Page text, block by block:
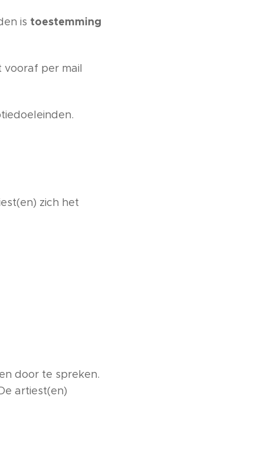
is toestemming
vooraf per mail
zich het
door te spreken.
artiest(en)